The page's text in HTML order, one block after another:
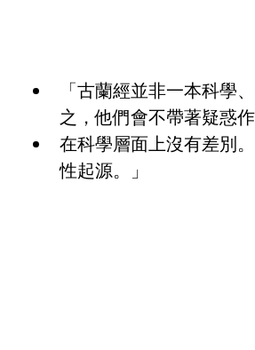
「古蘭經並非一本科學
之，他們會不帶著疑惑
在科學層面上沒有差別
性起源。」